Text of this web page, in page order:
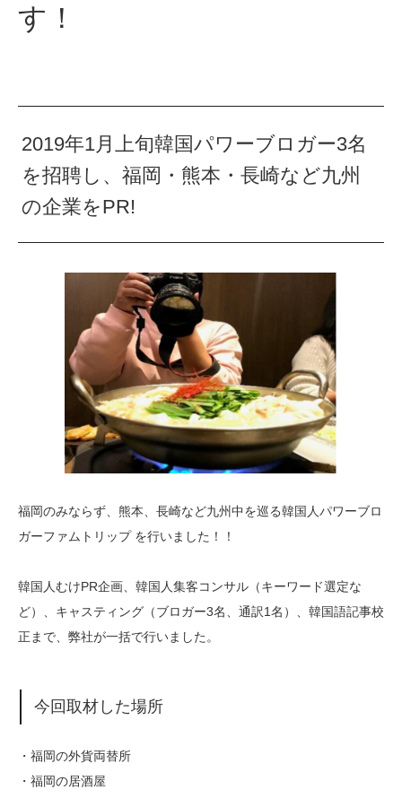
す！
2019年1月上旬韓国パワーブロガー3名
を招聘し、福岡・熊本・長崎など九州
の企業をPR!
福岡のみならず、熊本、長崎など九州中を巡る韓国人パワーブロ
ガーファムトリップ を行いました！！
韓国人むけPR企画、韓国人集客コンサル（キーワード選定な
ど）、キャスティング（ブロガー3名、通訳1名）、韓国語記事校
正まで、弊社が一括で行いました。
今回取材した場所
・福岡の外貨両替所
・福岡の居酒屋